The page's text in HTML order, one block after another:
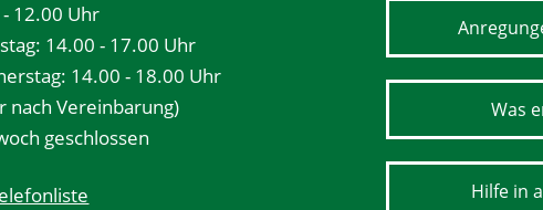
12.00 Uhr
14.00 - 17.00 Uhr
14.00 - 18.00 Uhr
nach Vereinbarung)
geschlossen
Was
Hilfe in